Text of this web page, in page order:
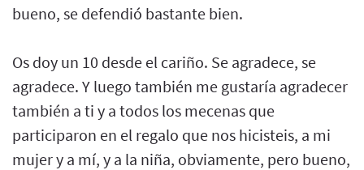
bueno, se defendió bastante bien.
Os doy un 10 desde el cariño. Se agradece, se
agradece. Y luego también me gustaría agradecer
también a ti y a todos los mecenas que
participaron en el regalo que nos hicisteis, a mi
mujer y a mí, y a la niña, obviamente, pero bueno,